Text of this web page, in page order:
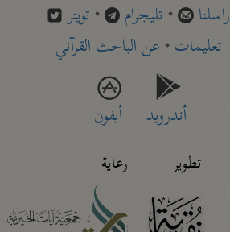
راسلنا • تليجرام • تويتر
تعليمات• عن الباحث القرآني
أندرويد
أيفون
تطوير
رعاية